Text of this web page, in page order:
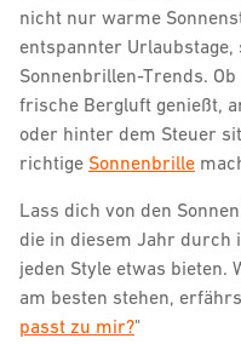
nicht nur warme
entspannter
Sonnenbrillen-Trends.
frische Bergluft genießt,
oder hinter dem Steuer
richtige Sonnenbrille
Lass dich von den
die in diesem Jahr durch
jeden Style etwas bieten.
am besten stehen,
passt zu mir?"